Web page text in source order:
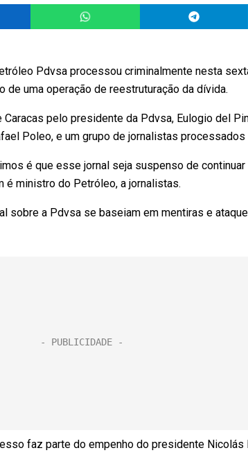
Pdvsa processou criminalmente nesta
de uma operação de reestruturação da dívida.
pelo presidente da Pdvsa, Eulogio del
Poleo, e um grupo de jornalistas processados
é que esse jornal seja suspenso de
é ministro do Petróleo, a jornalistas.
sobre a Pdvsa se baseiam em mentiras e
faz parte do empenho do presidente Nicolás